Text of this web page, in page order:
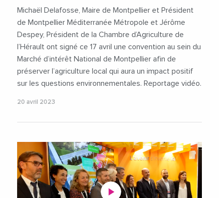
Michaël Delafosse, Maire de Montpellier et Président
de Montpellier Méditerranée Métropole et Jérôme
Despey, Président de la Chambre d’Agriculture de
l’Hérault ont signé ce 17 avril une convention au sein du
Marché d’intérêt National de Montpellier afin de
préserver l’agriculture local qui aura un impact positif
sur les questions environnementales. Reportage vidéo.
20 avril 2023